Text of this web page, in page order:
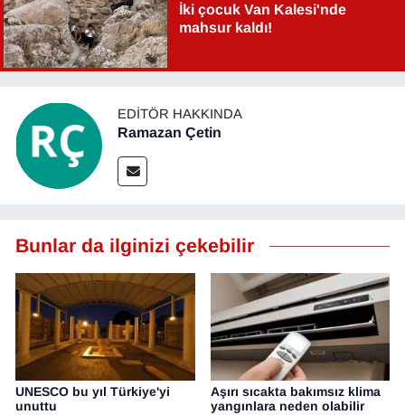
İki çocuk Van Kalesi'nde
mahsur kaldı!
EDITÖR HAKKINDA
Ramazan Çetin
Bunlar da ilginizi çekebilir
UNESCO bu yıl Türkiye'yi
unuttu
Aşırı sıcakta bakımsız klima
yangınlara neden olabilir